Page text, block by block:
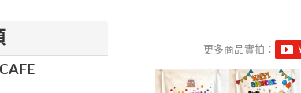
更多商品實拍：